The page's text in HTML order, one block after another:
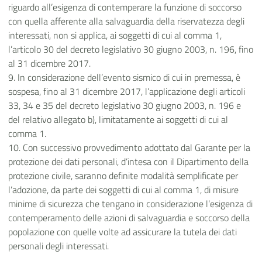
riguardo all’esigenza di contemperare la funzione di soccorso
con quella afferente alla salvaguardia della riservatezza degli
interessati, non si applica, ai soggetti di cui al comma 1,
l’articolo 30 del decreto legislativo 30 giugno 2003, n. 196, fino
al 31 dicembre 2017.
9. In considerazione dell’evento sismico di cui in premessa, è
sospesa, fino al 31 dicembre 2017, l’applicazione degli articoli
33, 34 e 35 del decreto legislativo 30 giugno 2003, n. 196 e
del relativo allegato b), limitatamente ai soggetti di cui al
comma 1.
10. Con successivo provvedimento adottato dal Garante per la
protezione dei dati personali, d’intesa con il Dipartimento della
protezione civile, saranno definite modalità semplificate per
l’adozione, da parte dei soggetti di cui al comma 1, di misure
minime di sicurezza che tengano in considerazione l’esigenza di
contemperamento delle azioni di salvaguardia e soccorso della
popolazione con quelle volte ad assicurare la tutela dei dati
personali degli interessati.